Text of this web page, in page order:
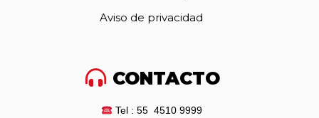
Aviso de privacidad
CONTACTO
Tel : 55 4510 9999